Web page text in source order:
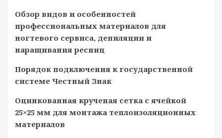
Обзор видов и особенностей
профессиональных материалов для
ногтевого сервиса, депиляции и
наращивания ресниц
Порядок подключения к государственной
системе Честный Знак
Оцинкованная крученая сетка с ячейкой
25×25 мм для монтажа теплоизоляционных
материалов